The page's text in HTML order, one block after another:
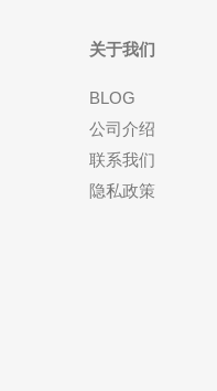
关于我们
BLOG
公司介绍
联系我们
隐私政策